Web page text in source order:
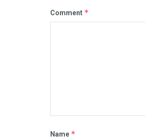
Comment *
Name *